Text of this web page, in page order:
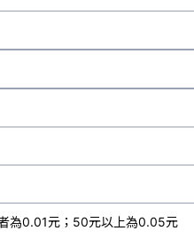
為0.01元；50元以上為0.05元